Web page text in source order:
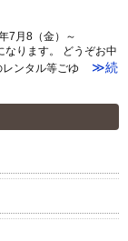
7月8（金）～
ります。 どうぞお中
ンタル等ごゆ
≫続